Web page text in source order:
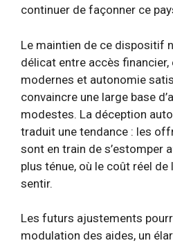
continuer de façonner ce
Le maintien de ce dispositif
délicat entre accès financier,
modernes et autonomie
convaincre une large base
modestes. La déception
traduit une tendance : les
sont en train de s’estomper
plus ténue, où le coût réel de
sentir.
Les futurs ajustements
modulation des aides, un